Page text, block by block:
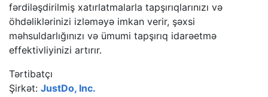
fərdiləşdirilmiş xatırlatmalarla tapşırıqlarınızı və
öhdəliklərinizi izləməyə imkan verir, şəxsi
məhsuldarlığınızı və ümumi tapşırıq idarəetmə
effektivliyinizi artırır.
Tərtibatçı
Şirkət: JustDo, Inc.